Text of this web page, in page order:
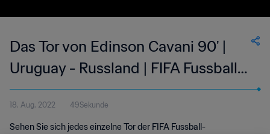
Das Tor von Edinson Cavani 90' |
Uruguay - Russland | FIFA Fussball-
Weltmeisterschaft Russland 2018™
18. Aug. 2022 49Sekunde
Sehen Sie sich jedes einzelne Tor der FIFA Fussball-